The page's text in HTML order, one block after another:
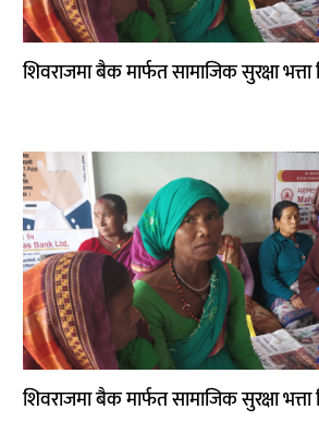
शिवराजमा बैक मार्फत सामाजिक सुरक्षा
शिवराजमा बैक मार्फत सामाजिक सुरक्षा